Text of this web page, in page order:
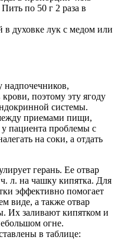
по 50 г 2 раза в
духовке лук с медом или
надпочечников,
поэтому эту ягоду
системы.
приемами пищи,
пациента проблемы с
на соки, а отдать
герань. Ее отвар
л. на чашку кипятка. Для
эффективно помогает
виде, а также отвар
Их заливают кипятком и
огне.
в таблице: